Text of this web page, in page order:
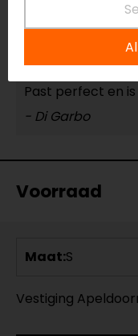
18-11-2024
Past perfect en
- Di Garbo
Voorraad
Maat:S
Vestiging